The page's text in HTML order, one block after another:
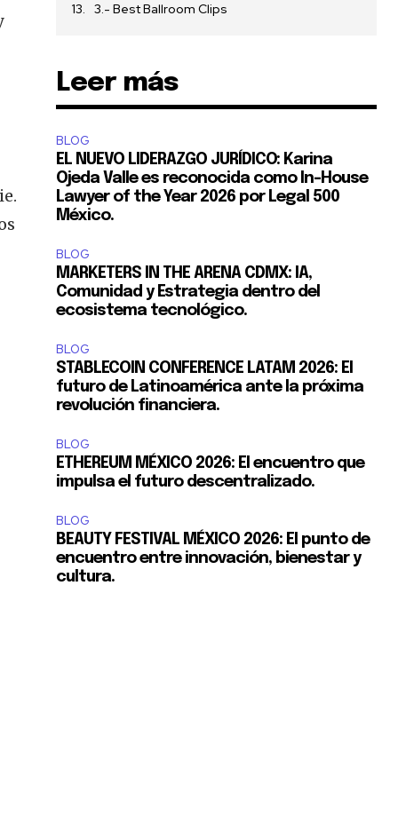
y
3.- Best Ballroom Clips
Leer más
BLOG
EL NUEVO LIDERAZGO JURÍDICO: Karina
Ojeda Valle es reconocida como In-House
Lawyer of the Year 2026 por Legal 500
México.
BLOG
MARKETERS IN THE ARENA CDMX: IA,
Comunidad y Estrategia dentro del
ecosistema tecnológico.
BLOG
STABLECOIN CONFERENCE LATAM 2026: El
futuro de Latinoamérica ante la próxima
revolución financiera.
BLOG
ETHEREUM MÉXICO 2026: El encuentro que
impulsa el futuro descentralizado.
BLOG
BEAUTY FESTIVAL MÉXICO 2026: El punto de
encuentro entre innovación, bienestar y
cultura.